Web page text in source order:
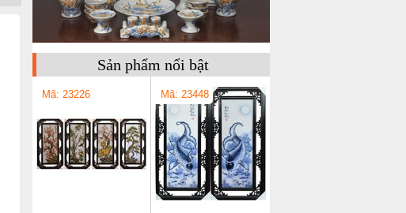
Sản phẩm nổi bật
Mã: 23226 Mã: 23448